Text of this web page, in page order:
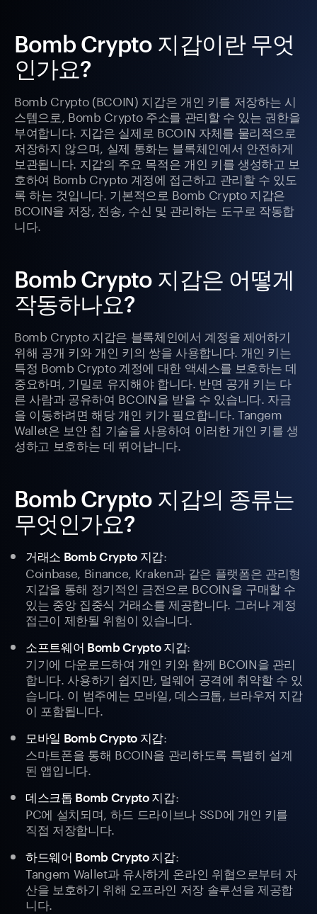
Bomb Crypto 지갑이란 무엇
인가요?
Bomb Crypto (BCOIN) 지갑은 개인 키를 저장하는 시
스템으로, Bomb Crypto 주소를 관리할 수 있는 권한을
부여합니다. 지갑은 실제로 BCOIN 자체를 물리적으로
저장하지 않으며, 실제 통화는 블록체인에서 안전하게
보관됩니다. 지갑의 주요 목적은 개인 키를 생성하고 보
호하여 Bomb Crypto 계정에 접근하고 관리할 수 있도
록 하는 것입니다. 기본적으로 Bomb Crypto 지갑은
BCOIN을 저장, 전송, 수신 및 관리하는 도구로 작동합
니다.
Bomb Crypto 지갑은 어떻게
작동하나요?
Bomb Crypto 지갑은 블록체인에서 계정을 제어하기
위해 공개 키와 개인 키의 쌍을 사용합니다. 개인 키는
특정 Bomb Crypto 계정에 대한 액세스를 보호하는 데
중요하며, 기밀로 유지해야 합니다. 반면 공개 키는 다
른 사람과 공유하여 BCOIN을 받을 수 있습니다. 자금
을 이동하려면 해당 개인 키가 필요합니다. Tangem
Wallet은 보안 칩 기술을 사용하여 이러한 개인 키를 생
성하고 보호하는 데 뛰어납니다.
Bomb Crypto 지갑의 종류는
무엇인가요?
거래소 Bomb Crypto 지갑:
Coinbase, Binance, Kraken과 같은 플랫폼은 관리형
지갑을 통해 정기적인 금전으로 BCOIN을 구매할 수
있는 중앙 집중식 거래소를 제공합니다. 그러나 계정
접근이 제한될 위험이 있습니다.
소프트웨어 Bomb Crypto 지갑:
기기에 다운로드하여 개인 키와 함께 BCOIN을 관리
합니다. 사용하기 쉽지만, 멀웨어 공격에 취약할 수 있
습니다. 이 범주에는 모바일, 데스크톱, 브라우저 지갑
이 포함됩니다.
모바일 Bomb Crypto 지갑:
스마트폰을 통해 BCOIN을 관리하도록 특별히 설계
된 앱입니다.
데스크톱 Bomb Crypto 지갑:
PC에 설치되며, 하드 드라이브나 SSD에 개인 키를
직접 저장합니다.
하드웨어 Bomb Crypto 지갑:
Tangem Wallet과 유사하게 온라인 위협으로부터 자
산을 보호하기 위해 오프라인 저장 솔루션을 제공합
니다.